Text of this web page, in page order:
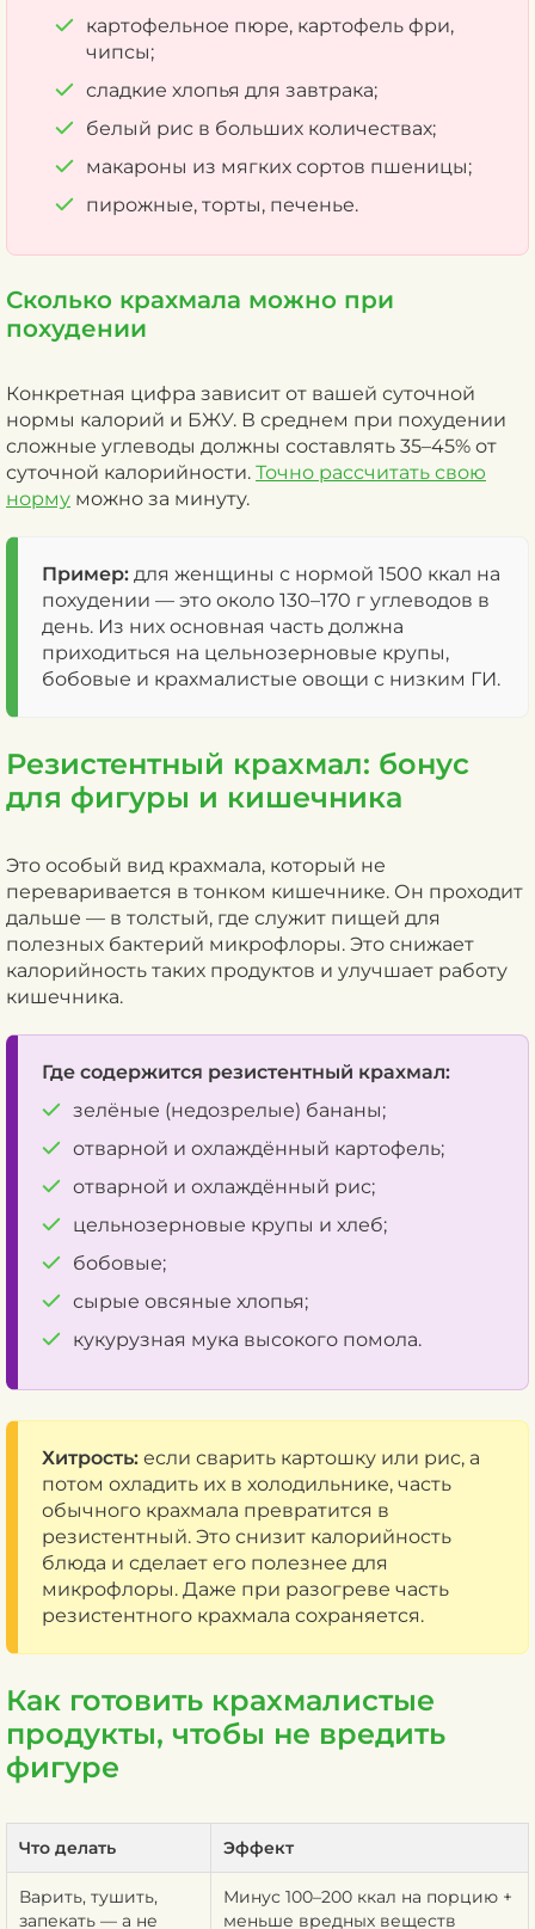
картофельное пюре, картофель фри,
чипсы;
сладкие хлопья для завтрака;
белый рис в больших количествах;
макароны из мягких сортов пшеницы;
пирожные, торты, печенье.
Сколько крахмала можно при
похудении
Конкретная цифра зависит от вашей суточной
нормы калорий и БЖУ. В среднем при похудении
сложные углеводы должны составлять 35–45% от
суточной калорийности. Точно рассчитать свою
норму можно за минуту.
Пример: для женщины с нормой 1500 ккал на
похудении — это около 130–170 г углеводов в
день. Из них основная часть должна
приходиться на цельнозерновые крупы,
бобовые и крахмалистые овощи с низким ГИ.
Резистентный крахмал: бонус
для фигуры и кишечника
Это особый вид крахмала, который не
переваривается в тонком кишечнике. Он проходит
дальше — в толстый, где служит пищей для
полезных бактерий микрофлоры. Это снижает
калорийность таких продуктов и улучшает работу
кишечника.
Где содержится резистентный крахмал:
зелёные (недозрелые) бананы;
отварной и охлаждённый картофель;
отварной и охлаждённый рис;
цельнозерновые крупы и хлеб;
бобовые;
сырые овсяные хлопья;
кукурузная мука высокого помола.
Хитрость: если сварить картошку или рис, а
потом охладить их в холодильнике, часть
обычного крахмала превратится в
резистентный. Это снизит калорийность
блюда и сделает его полезнее для
микрофлоры. Даже при разогреве часть
резистентного крахмала сохраняется.
Как готовить крахмалистые
продукты, чтобы не вредить
фигуре
Что делать Эффект
Варить, тушить,
запекать — а не
Минус 100–200 ккал на порцию +
меньше вредных веществ